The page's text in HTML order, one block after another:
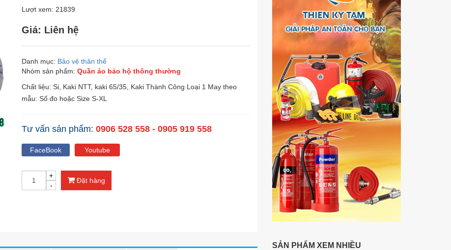
Lượt xem: 21839
Giá: Liên hệ
Danh mục: Bảo vệ thân thể
Nhóm sản phẩm:Quần áo bảo hộ thông thường
Chất liệu: Si, Kaki NTT, kaki 65/35, Kaki Thành Công Loại 1 May theo
mẫu: Số đo hoặc Size S-XL
Tư vấn sản phẩm:0906 528 558 - 0905 919 558
FaceBook Youtube
Đặt hàng
SẢN PHẨM XEM NHIỀU